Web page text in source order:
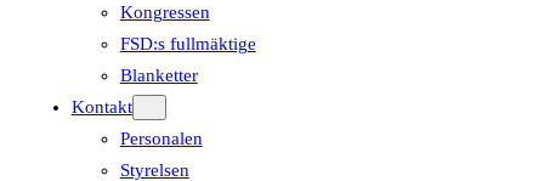
Kongressen
FSD:s fullmäktige
Blanketter
Kontakt
Personalen
Styrelsen